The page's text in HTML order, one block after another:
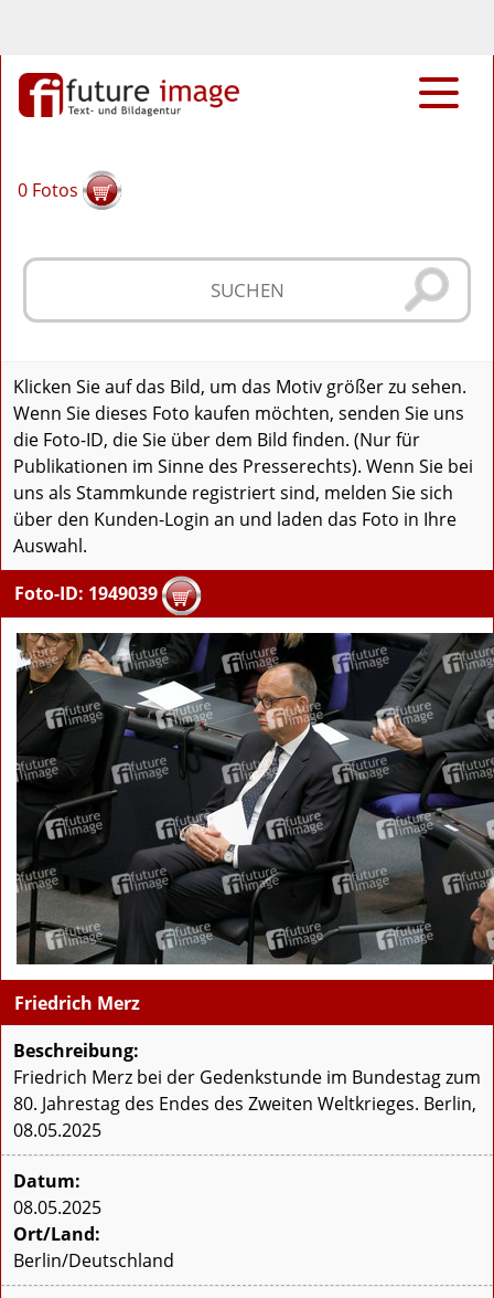
0 Fotos
Klicken Sie auf das Bild, um das Motiv größer zu sehen.
Wenn Sie dieses Foto kaufen möchten, senden Sie uns
die Foto-ID, die Sie über dem Bild finden. (Nur für
Publikationen im Sinne des Presserechts). Wenn Sie bei
uns als Stammkunde registriert sind, melden Sie sich
über den Kunden-Login an und laden das Foto in Ihre
Auswahl.
Foto-ID: 1949039
Friedrich Merz
Beschreibung:
Friedrich Merz bei der Gedenkstunde im Bundestag zum
80. Jahrestag des Endes des Zweiten Weltkrieges. Berlin,
08.05.2025
Datum:
08.05.2025
Ort/Land:
Berlin/Deutschland